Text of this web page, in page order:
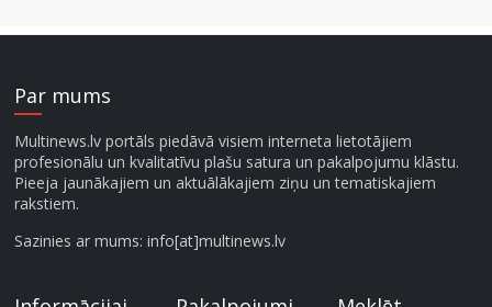
Par mums
Multinews.lv portāls piedāvā visiem interneta lietotājiem
profesionālu un kvalitatīvu plašu satura un pakalpojumu klāstu.
Pieeja jaunākajiem un aktuālākajiem ziņu un tematiskajiem
rakstiem.
Sazinies ar mums: info[at]multinews.lv